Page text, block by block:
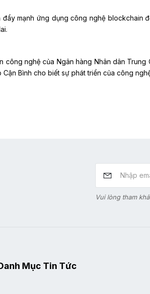
mạnh ứng dụng công nghệ blockchain
công nghệ của Ngân hàng Nhân dân
Bình cho biết sự phát triển của công
Vui lòng tham
Mục Tin Tức